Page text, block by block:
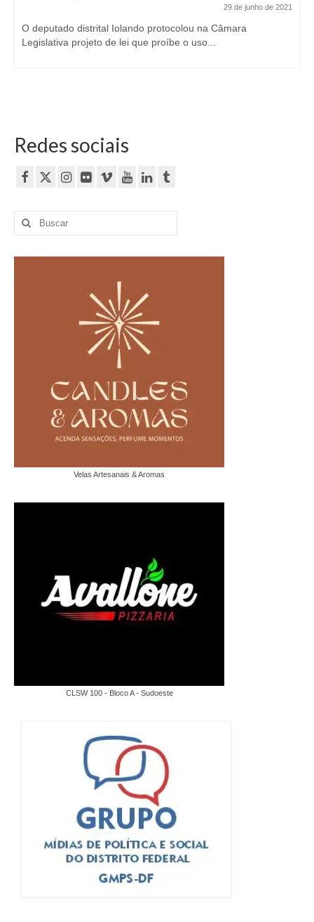
29 de junho de 2021
O deputado distrital Iolando protocolou na Câmara
Legislativa projeto de lei que proíbe o uso...
Redes sociais
Buscar
por:
Velas Artesanais & Aromas
CLSW 100 - Bloco A - Sudoeste